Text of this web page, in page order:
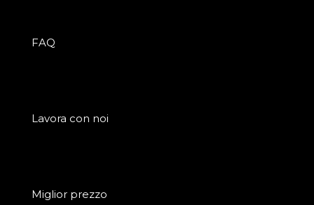
FAQ
Lavora con noi
Miglior prezzo